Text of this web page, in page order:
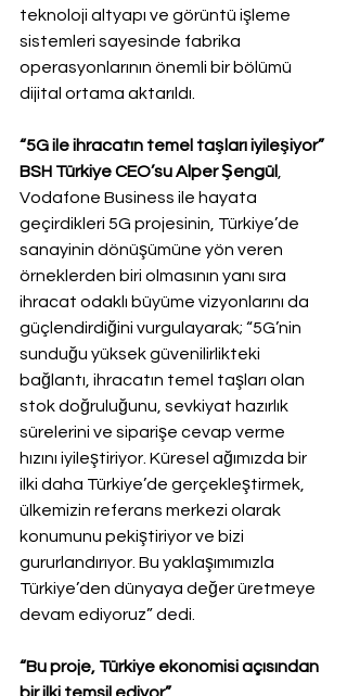
teknoloji altyapı ve görüntü işleme
sistemleri sayesinde fabrika
operasyonlarının önemli bir bölümü
dijital ortama aktarıldı.
“5G ile ihracatın temel taşları iyileşiyor”
BSH Türkiye CEO’su Alper Şengül
Vodafone Business ile hayata
geçirdikleri 5G projesinin, Türkiye’de
sanayinin dönüşümüne yön veren
örneklerden biri olmasının yanı sıra
ihracat odaklı büyüme vizyonlarını da
güçlendirdiğini vurgulayarak; “5G’nin
sunduğu yüksek güvenilirlikteki
bağlantı, ihracatın temel taşları olan
stok doğruluğunu, sevkiyat hazırlık
sürelerini ve siparişe cevap verme
hızını iyileştiriyor. Küresel ağımızda bir
ilki daha Türkiye’de gerçekleştirmek,
ülkemizin referans merkezi olarak
konumunu pekiştiriyor ve bizi
gururlandırıyor. Bu yaklaşımımızla
Türkiye’den dünyaya değer üretmeye
devam ediyoruz” dedi.
“Bu proje, Türkiye ekonomisi açısından
bir ilki temsil ediyor”